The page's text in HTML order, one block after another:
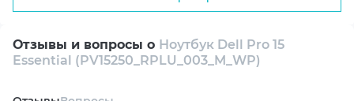
Разрешение экрана
Отзывы и вопросы о Ноутбук Dell Pro 15
Essential (PV15250_RPLU_003_M_WP)